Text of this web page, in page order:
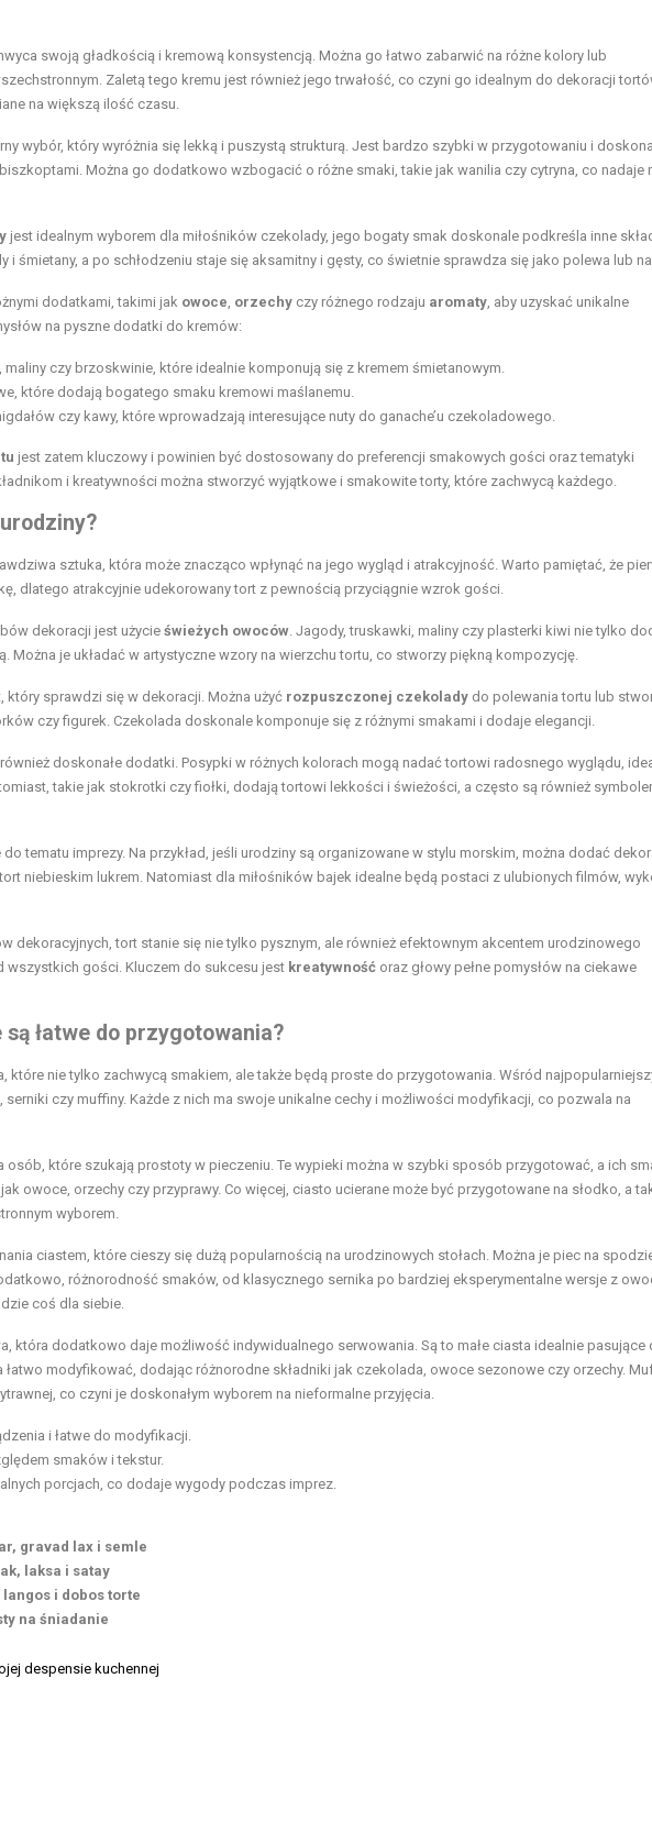
swoją gładkością i kremową konsystencją. Można go łatwo zabarwić na różne kolory lub
Zaletą tego kremu jest również jego trwałość, co czyni go idealnym do dekoracji
na większą ilość czasu.
wybór, który wyróżnia się lekką i puszystą strukturą. Jest bardzo szybki w przygotowaniu i
Można go dodatkowo wzbogacić o różne smaki, takie jak wanilia czy cytryna, co nadaje
jest idealnym wyborem dla miłośników czekolady, jego bogaty smak doskonale podkreśla inne
i śmietany, a po schłodzeniu staje się aksamitny i gęsty, co świetnie sprawdza się jako polewa lub
dodatkami, takimi jak owoce, orzechy czy różnego rodzaju aromaty, aby uzyskać unikalne
na pyszne dodatki do kremów:
, maliny czy brzoskwinie, które idealnie komponują się z kremem śmietanowym.
które dodają bogatego smaku kremowi maślanemu.
czy kawy, które wprowadzają interesujące nuty do ganache’u czekoladowego.
jest zatem kluczowy i powinien być dostosowany do preferencji smakowych gości oraz tematyki
i kreatywności można stworzyć wyjątkowe i smakowite torty, które zachwycą każdego.
sztuka, która może znacząco wpłynąć na jego wygląd i atrakcyjność. Warto pamiętać, że
dlatego atrakcyjnie udekorowany tort z pewnością przyciągnie wzrok gości.
dekoracji jest użycieświeżych owoców. Jagody, truskawki, maliny czy plasterki kiwi nie tylko
Można je układać w artystyczne wzory na wierzchu tortu, co stworzy piękną kompozycję.
który sprawdzi się w dekoracji. Można użyć rozpuszczonej czekolady do polewania tortu lub
czy figurek. Czekolada doskonale komponuje się z różnymi smakami i dodaje elegancji.
doskonałe dodatki. Posypki w różnych kolorach mogą nadać tortowi radosnego wyglądu,
takie jak stokrotki czy fiołki, dodają tortowi lekkości i świeżości, a często są również
tematu imprezy. Na przykład, jeśli urodziny są organizowane w stylu morskim, można dodać
niebieskim lukrem. Natomiast dla miłośników bajek idealne będą postaci z ulubionych filmów,
dekoracyjnych, tort stanie się nie tylko pysznym, ale również efektownym akcentem urodzinowego
wszystkich gości. Kluczem do sukcesu jest kreatywność oraz głowy pełne pomysłów na ciekawe
łatwe do przygotowania?
które nie tylko zachwycą smakiem, ale także będą proste do przygotowania. Wśród
czy muffiny. Każde z nich ma swoje unikalne cechy i możliwości modyfikacji, co pozwala na
osób, które szukają prostoty w pieczeniu. Te wypieki można w szybki sposób przygotować, a ich
owoce, orzechy czy przyprawy. Co więcej, ciasto ucierane może być przygotowane na słodko, a
wyborem.
ciastem, które cieszy się dużą popularnością na urodzinowych stołach. Można je piec na
różnorodność smaków, od klasycznego sernika po bardziej eksperymentalne wersje z
coś dla siebie.
która dodatkowo daje możliwość indywidualnego serwowania. Są to małe ciasta idealnie pasujące
modyfikować, dodając różnorodne składniki jak czekolada, owoce sezonowe czy orzechy.
co czyni je doskonałym wyborem na nieformalne przyjęcia.
i łatwe do modyfikacji.
smaków i tekstur.
porcjach, co dodaje wygody podczas imprez.
gravad lax i semle
laksa i satay
i dobos torte
na śniadanie
despensie kuchennej